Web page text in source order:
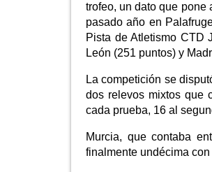
trofeo, un dato que pone
pasado año en
Pista de Atletismo CTD
León (251 puntos) y
La competición se
dos relevos mixtos que
cada prueba, 16 al
Murcia, que contaba
finalmente undécima